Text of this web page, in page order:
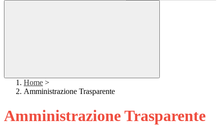
Home >
Amministrazione Trasparente
Amministrazione Trasparente